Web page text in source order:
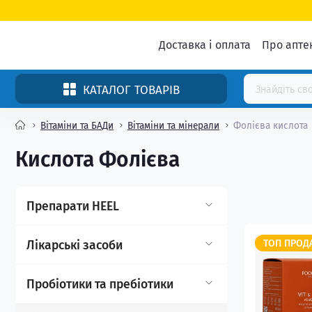
Доставка і оплата Про
КАТАЛОГ ТОВАРІВ
Вітаміни та БАДи Вітаміни та мінерали Фолієва кислота
Кислота Фолієва
Препарати HEEL
Ампули
Краплі
Лікарські засоби
Нервова система
Пробіотики та пребіотики
ТОП